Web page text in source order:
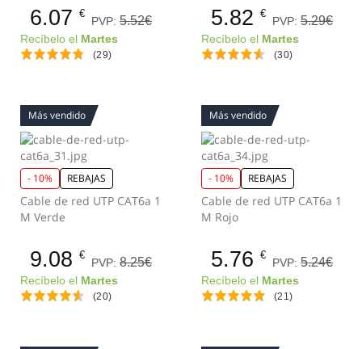
6.07 €
PVP: 5.52€
Recíbelo el Martes
(29)
5.82 €
PVP: 5.29€
Recíbelo el Martes
(30)
Más vendido
- 10% REBAJAS
Cable de red UTP CAT6a 1
M Verde
9.08 €
PVP: 8.25€
Recíbelo el Martes
(20)
Más vendido
- 10% REBAJAS
Cable de red UTP CAT6a 1
M Rojo
5.76 €
PVP: 5.24€
Recíbelo el Martes
(21)